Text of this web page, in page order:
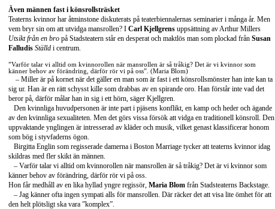
Även männen fast i könsrollsträsket
Teaterns kvinnor har åtminstone diskuterats på teaterbiennalernas seminarier i många år. Men
vem bryr sin om att utvidga mansrollen? I Carl Kjellgrens uppsättning av Arthur Millers
Utsikt från en bro på Stadsteatern står en desperat och maktlös man som plockad från Susan
Falludis Ställd i centrum.
”Varför talar vi alltid om kvinnorollen när mansrollen är så tråkig? Det är vi kvinnor som
känner behov av förändring, därför rör vi på oss”. (Maria Blom)
– Miller är på kornet när det gäller en man som är fast i ett könsrollsmönster han inte kan ta
sig ur. Han är en rätt schysst kille som drabbas av en spirande oro. Han förstår inte vad det
beror på, därför målar han in sig i ett hörn, säger Kjellgren.
Den kvinnliga huvudpersonen är inte part i pjäsens konflikt, en kamp och heder och ägande
av den kvinnliga sexualiteten. Men det görs vissa försök att vidga en traditionell könsroll. Den
uppvaktande ynglingen är intresserad av kläder och musik, vilket genast klassificerar honom
som bög i styvfaderns ögon.
Birgitta Englin som regisserade damerna i Boston Marriage tycker att teaterns kvinnor idag
skildras med fler skikt än männen.
– Varför talar vi alltid om kvinnorollen när mansrollen är så tråkig? Det är vi kvinnor som
känner behov av förändring, därför rör vi på oss.
Hon får medhåll av en lika hyllad yngre regissör, Maria Blom från Stadsteaterns Backstage.
– Jag känner ofta ingen sympati alls för mansrollen. Där räcker det att visa lite ömhet för att
den helt plötsligt ska vara ”komplex”.